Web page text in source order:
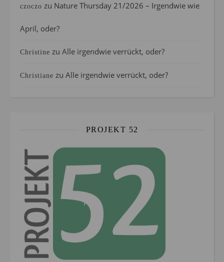
czoczo zu Nature Thursday 21/2026 – Irgendwie wie
April, oder?
Christine zu Alle irgendwie verrückt, oder?
Christiane zu Alle irgendwie verrückt, oder?
PROJEKT 52